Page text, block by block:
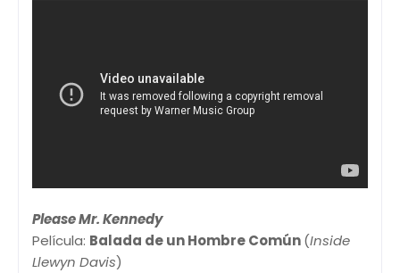
Please Mr. Kennedy
Película: Balada de un Hombre Común(Inside
Llewyn Davis)